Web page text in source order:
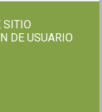
SITIO
DE USUARIO